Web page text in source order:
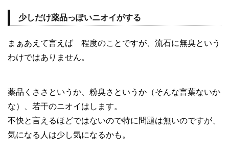
少しだけ薬品っぽいニオイがする
まぁあえて言えば 程度のことですが、流石に無臭という
わけではありません。
薬品くささというか、粉臭さというか（そんな言葉ないか
な）、若干のニオイはします。
不快と言えるほどではないので特に問題は無いのですが、
気になる人は少し気になるかも。